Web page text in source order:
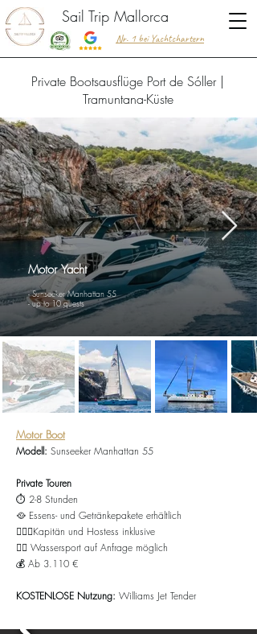
Sail Trip Mallorca
Nr. 1 bei Yachtchartern
Private Bootsausflüge Port de Sóller |
Tramuntana-Küste
Motor Yacht
- Sunseeker Manhattan 55
- up to 10 guests
Motor Boot
Modell: Sunseeker Manhattan 55
Private Touren
⏱️ 2-8 Stunden
🥘 Essens- und Getränkepakete erhältlich
👨🏻‍✈️Kapitän und Hostess inklusive
🏄🏻 Wassersport auf Anfrage möglich
💰 Ab 3.110 €
KOSTENLOSE Nutzung: Williams Jet Tender